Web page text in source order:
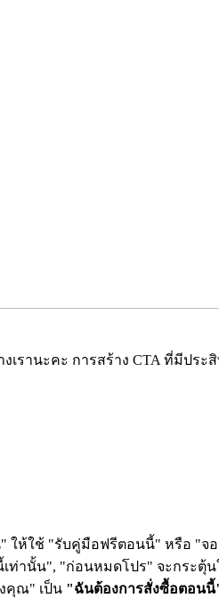
รานะคะ การสร้าง CTA ที่มีป
ให้ใช้ "รับคู่มือฟรีตอนนี้" หรือ "จอ
านั้น", "ก่อนหมดโปร" จะกระตุ้นใ
คุณ" เป็น "ฉันต้องการสั่งซื้อตอนนี้